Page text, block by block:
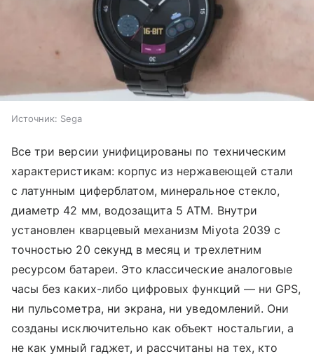
Источник: Sega
Все три версии унифицированы по техническим
характеристикам: корпус из нержавеющей стали
с латунным циферблатом, минеральное стекло,
диаметр 42 мм, водозащита 5 ATM. Внутри
установлен кварцевый механизм Miyota 2039 с
точностью 20 секунд в месяц и трехлетним
ресурсом батареи. Это классические аналоговые
часы без каких-либо цифровых функций — ни GPS,
ни пульсометра, ни экрана, ни уведомлений. Они
созданы исключительно как объект ностальгии, а
не как умный гаджет, и рассчитаны на тех, кто